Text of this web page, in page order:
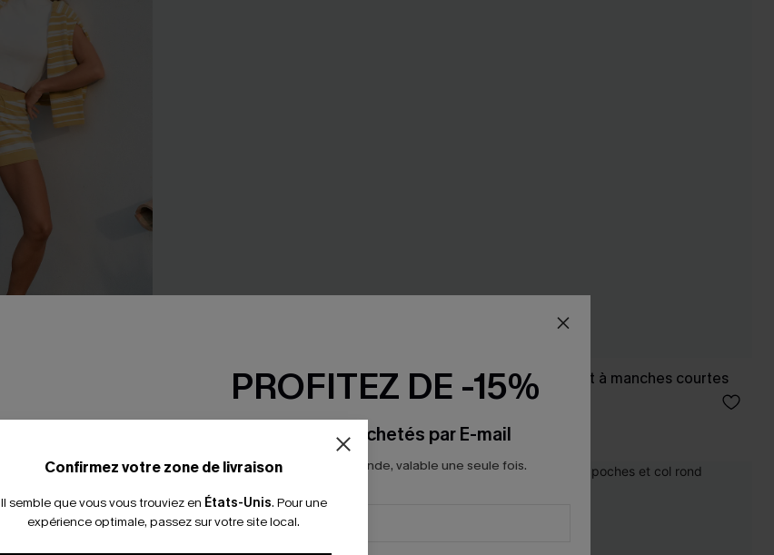
Pull sans manches crème en tricot à col
34,00 €
Top beige en tricot à manches courtes
34,00 €
Confirmez votre zone de livraison
Il semble que vous vous trouviez en États-Unis. Pour une
expérience optimale, passez sur votre site local.
PROFITEZ DE -15%
-15% dès 2 Achetés par E-mail
*Un code par commande, valable une seule fois.